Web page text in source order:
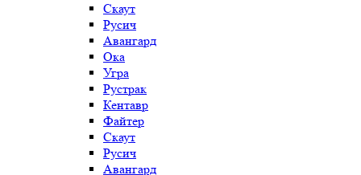
Скаут
Русич
Авангард
Ока
Угра
Рустрак
Кентавр
Файтер
Скаут
Русич
Авангард